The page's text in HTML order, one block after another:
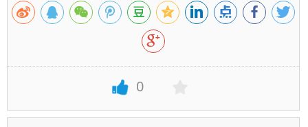
0